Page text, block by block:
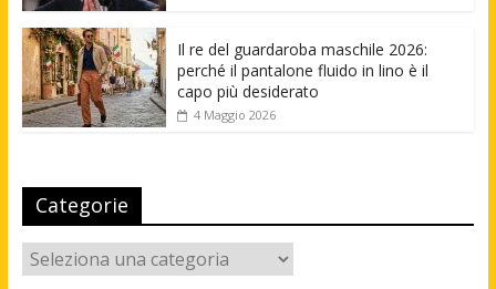
Il re del guardaroba maschile 2026:
perché il pantalone fluido in lino è il
capo più desiderato
4 Maggio 2026
Categorie
Categorie